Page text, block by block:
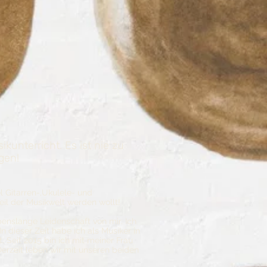
Es ist nie zu
Gitarren-,Ukulele- und
der Musikwelt werden wollt!
Leidenschaft von mir. Ich
dieser Zeit habe ich als Musiker in
2015 bin ich mit meiner Frau
leben wir mit unseren beiden